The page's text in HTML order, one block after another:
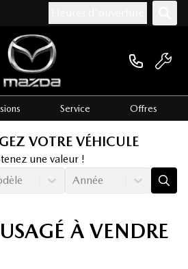
Service Offres
VOTRE VÉHICULE
une valeur !
Année
À VENDRE